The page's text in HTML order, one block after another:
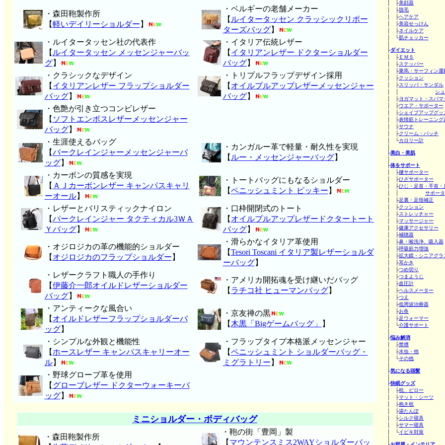
│ ├美顔器
│ ├脱毛
│ ├ヘアケア
│ ├美容せっけん
│ ├ネイルケア
│ └肌チェッカー
├ダイエット
│ ├ＥＭＳ
│ ├ステッパー
│ ├乗馬・サーフィン運
│ ├クッション
│ ├スリッパ・サンダル
シ
│ ├ヨガマット・スパマ
│ ├ウエア・サポーター
│ ├シェイプアップグッ
│ ├表情筋トレーニング
│ ├サウナ
│ ├クリーム・パッチ
│ └カロリー計
├美白・美肌
├体をサポート
│ ├腰サポーター
│ ├ひざサポーター
│ ├ひじ・足首・手首・
サポー
│ ├足裏・足指補正
│ ├クッション
│ ├ストレッチャー
│ ├マッサージャー
│ ├健康アクセサリー
│ ├補聴器
│ ├鼻・喉洗浄、吸入器
│ ├呼吸筋力増強
│ ├拡大鏡・シニアグラ
│ ├耳かき
│ ├つめ切り
│ ├つまようじ
│ ├血圧計
│ ├ヘルスメーター
│ ├つえ
│ ├低周波治療器
│ ├お灸
│ ├足ウォーマー
│ └介護サポート
├悩み解消
│ ├禁煙
│ ├水虫・他
│ └その他
├気になる頭髪
├快眠グッズ
│ ├枕、ピロー
│ ├マット・シーツ
│ ├抱き枕
│ ├湯たんぽ
│ ├シルク寝具
│ ├サマー寝具
│ └イビキ対策
・森田鞄製作所
【軽いデイリーショルダー 】
・ベルギーの老舗メーカー
【 ルイタータッセン クラッシックリポー
ターズバッグ】
・ルイタータッセン社の代表作
【 ルイタータッセン メッセンジャーバッ
グ】
・イタリア伝統レザー
【 イタリアンレザー ドクターショルダー
バッグ】
・クラシックなデザイン
【 イタリアンレザー フラップショルダー
バッグ】
・トリプルフラップデザイン採用
【 オイルプルアップレザーメッセンジャー
バッグ】
・色艶が引き立つコンビレザー
【 ソフトエンボスレザーメッセンジャー
バッグ】
・生涯使えるバッグ
【パークレインジャーメッセンジャーバ
ッグ】
・カンガルー革で軽量・耐久性を実現
【 ルー・メッセンジャーバッグ】
・カーボンの質感を実現
【 ＡＪカーボンレザー キャンパスキャリ
ーオール】
・トートバッグにもなるショルダー
【ペニッシュミント ピッキー 】
・レザーとバリスティックナイロン
【パークレインジャー タクティカル3ＷＡ
Ｙバッグ】
・口枠開閉式のトート
【 オイルプルアップレザードクタートート
バッグ】
・オジロジカの革の機能的ショルダー
【 オジロジカのフラップショルダー 】
・滑らかなイタリア革使用
【Tesori Toscani イタリア製レザーショルダ
ーバッグ】
・レザークラフト職人の手作り
【伊藤介一郎オイルドレザーショルダー
バッグ】
・アメリカ開拓魂を受け継いだバッグ
【 ラチコ社 ヒューマンバッグ】
・アンティークな風合い
【 オイルドレザーフラップショルダーバ
ッグ】
・京友禅の黒
【 木黒「Bigゲームバッグ」 】
・シンプルな外観と機能性
【 ホースレザー キャンパスキャリーオー
ル】
・フラップタイプ本格派メッセンジャー
【ペニッシュミント ショルダーバッグ・
ミグラトリー 】
・野球グローブ革を使用
【 グローブレザー ドクターウォーキーバ
ッグ】
ミニショルダー・ボディバッグ
・森田鞄製作所
・鞄の街「豊岡」製
【 マウンテンスミス2WAYショルダーバッ